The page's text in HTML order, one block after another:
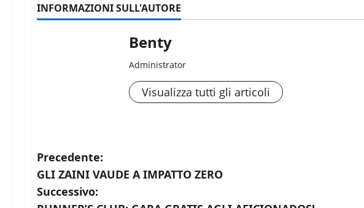
INFORMAZIONI SULL'AUTORE
Benty
Administrator
Visualizza tutti gli articoli
N
a
Precedente:
GLI ZAINI VAUDE A IMPATTO ZERO
Successivo: